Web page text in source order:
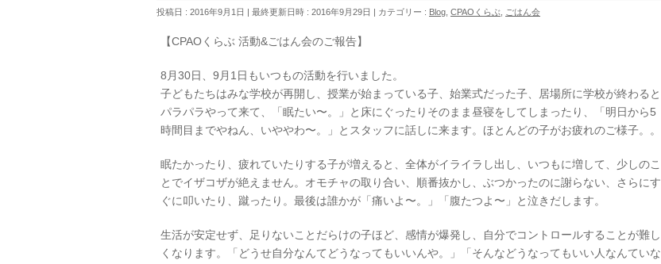
投稿日 : 2016年9月1日 最終更新日時 : 2016年9月29日 カテゴリー : Blog CPAOくらぶ ごはん会
【CPAOくらぶ 活動&ごはん会のご報告】
8月30日、9月1日もいつもの活動を行いました。
子どもたちはみな学校が再開し、授業が始まっている子、始業式だった子、居場所に学校が終わると
パラパラやって来て、「眠たい〜。」と床にぐったりそのまま昼寝をしてしまったり、「明日から5
時間目までやねん、いややわ〜。」とスタッフに話しに来ます。ほとんどの子がお疲れのご様子。。
眠たかったり、疲れていたりする子が増えると、全体がイライラし出し、いつもに増して、少しのこ
とでイザコザが絶えません。オモチャの取り合い、順番抜かし、ぶつかったのに謝らない、さらにす
ぐに叩いたり、蹴ったり。最後は誰かが「痛いよ〜。」「腹たつよ〜」と泣きだします。
生活が安定せず、足りないことだらけの子ほど、感情が爆発し、自分でコントロールすることが難し
くなります。「どうせ自分なんてどうなってもいいんや。」「そんなどうなってもいい人なんていな